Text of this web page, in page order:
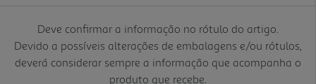
Deve confirmar a informação no rótulo do artigo.
Devido a possíveis alterações de embalagens e/ou rótulos,
deverá considerar sempre a informação que acompanha o
produto que recebe.